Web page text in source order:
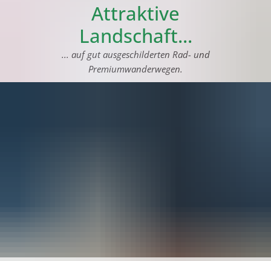
Attraktive
Landschaft...
... auf gut ausgeschilderten Rad- und
Premiumwanderwegen.